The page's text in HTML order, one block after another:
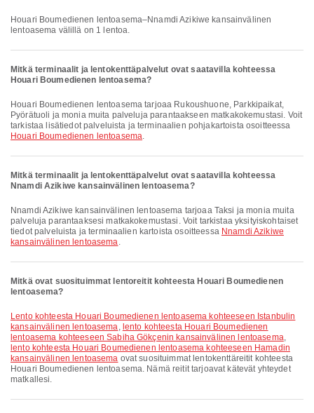
Houari Boumedienen lentoasema–Nnamdi Azikiwe kansainvälinen
lentoasema välillä on 1 lentoa.
Mitkä terminaalit ja lentokenttäpalvelut ovat saatavilla kohteessa
Houari Boumedienen lentoasema?
Houari Boumedienen lentoasema tarjoaa Rukoushuone, Parkkipaikat,
Pyörätuoli ja monia muita palveluja parantaakseen matkakokemustasi. Voit
tarkistaa lisätiedot palveluista ja terminaalien pohjakartoista osoitteessa
Houari Boumedienen lentoasema.
Mitkä terminaalit ja lentokenttäpalvelut ovat saatavilla kohteessa
Nnamdi Azikiwe kansainvälinen lentoasema?
Nnamdi Azikiwe kansainvälinen lentoasema tarjoaa Taksi ja monia muita
palveluja parantaaksesi matkakokemustasi. Voit tarkistaa yksityiskohtaiset
tiedot palveluista ja terminaalien kartoista osoitteessa Nnamdi Azikiwe
kansainvälinen lentoasema.
Mitkä ovat suosituimmat lentoreitit kohteesta Houari Boumedienen
lentoasema?
lento kohteesta Houari Boumedienen lentoasema kohteeseen Istanbulin
kansainvälinen lentoasema, lento kohteesta Houari Boumedienen
lentoasema kohteeseen Sabiha Gökçenin kansainvälinen lentoasema,
lento kohteesta Houari Boumedienen lentoasema kohteeseen Hamadin
kansainvälinen lentoasema ovat suosituimmat lentokenttäreitit kohteesta
Houari Boumedienen lentoasema. Nämä reitit tarjoavat kätevät yhteydet
matkallesi.